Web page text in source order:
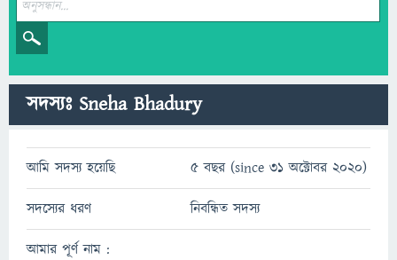
সদস্যঃ Sneha Bhadury
আমি সদস্য হয়েছি 5 বছর (since 31 অক্টোবর 2020)
সদস্যের ধরণ নিবন্ধিত সদস্য
আমার পূর্ণ নাম :